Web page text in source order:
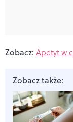
Zobacz: Apetyt w
Zobacz także: